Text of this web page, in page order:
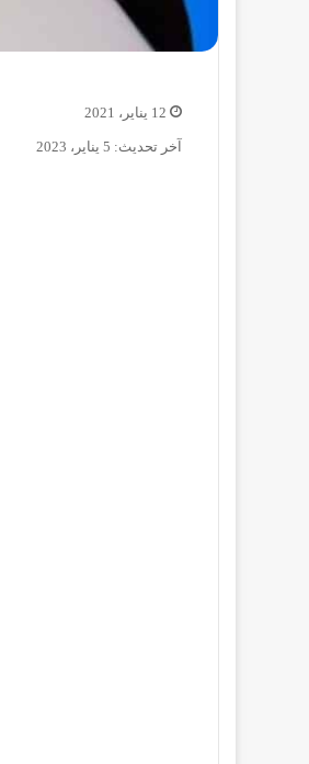
12 يناير، 2021
آخر تحديث: 5 يناير، 2023